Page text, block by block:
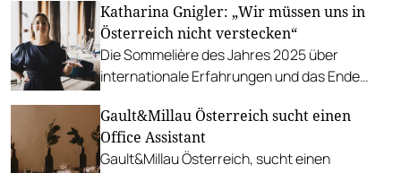
Helena Jordan und das Female Wine
Collective teilen ihre Perspektiven.
Katharina Gnigler: „Wir müssen uns in
Österreich nicht verstecken“
Die Sommelière des Jahres 2025 über
internationale Erfahrungen und das Ende
Gault&Millau Österreich sucht einen
Office Assistant
Gault&Millau Österreich, sucht einen